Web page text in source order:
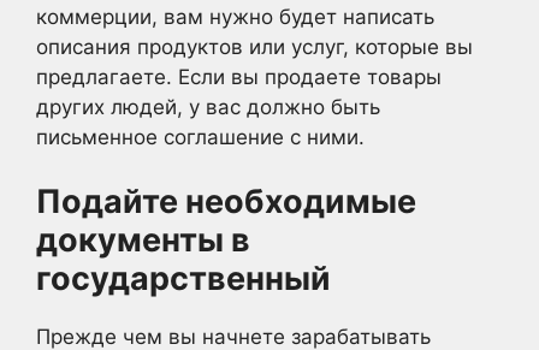
коммерции, вам нужно будет написать
описания продуктов или услуг, которые вы
предлагаете. Если вы продаете товары
других людей, у вас должно быть
письменное соглашение с ними.
Подайте необходимые
документы в
государственный
Прежде чем вы начнете зарабатывать